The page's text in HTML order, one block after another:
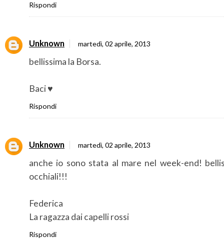
Rispondi
Unknown martedì, 02 aprile, 2013
bellissima la Borsa.
Baci ♥
Rispondi
Unknown martedì, 02 aprile, 2013
anche io sono stata al mare nel week-end!
occhiali!!!
Federica
La ragazza dai capelli rossi
Rispondi